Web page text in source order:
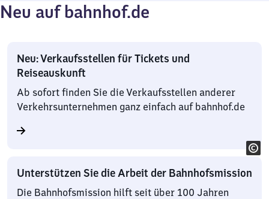
Neu auf bahnhof.de
Neu: Verkaufsstellen für Tickets und
Reiseauskunft
Ab sofort finden Sie die Verkaufsstellen anderer
Verkehrsunternehmen ganz einfach auf bahnhof.de
Unterstützen Sie die Arbeit der Bahnhofsmission
Die Bahnhofsmission hilft seit über 100 Jahren